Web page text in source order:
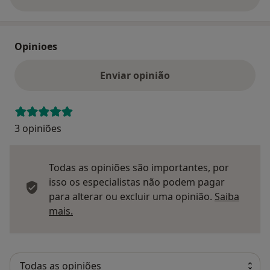
Opinioes
Enviar opinião
3 opiniões
Todas as opiniões são importantes, por
isso os especialistas não podem pagar
para alterar ou excluir uma opinião. Saiba
mais.